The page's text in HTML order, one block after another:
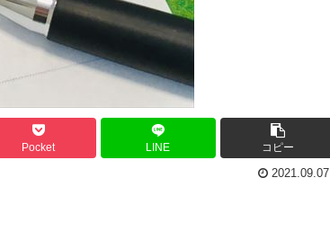
Pocket LINE コピー
2021.09.07